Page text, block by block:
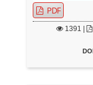
PDF
1391 |